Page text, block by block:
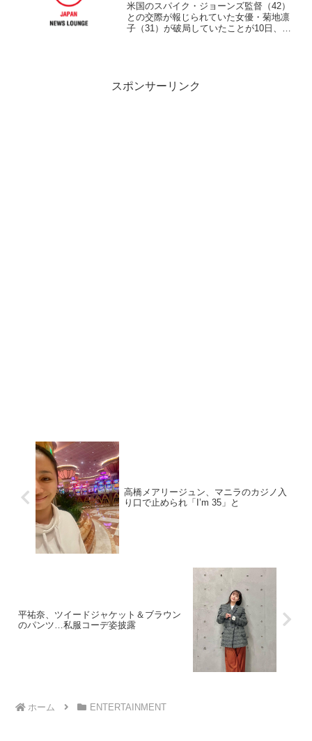
米国のスパイク・ジョーンズ監督（42）
との交際が報じられていた女優・菊地凛
子（31）が破局していたことが10日、分
スポンサーリンク
高橋メアリージュン、マニラのカジノ入
り口で止められ「I’m 35」と
平祐奈、ツイードジャケット＆ブラウン
のパンツ…私服コーデ姿披露
ホーム ENTERTAINMENT